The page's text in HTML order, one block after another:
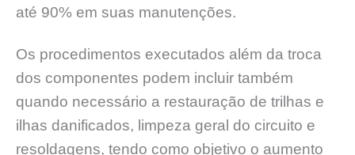
até 90% em suas manutenções.
Os procedimentos executados além da troca
dos componentes podem incluir também
quando necessário a restauração de trilhas e
ilhas danificados, limpeza geral do circuito e
resoldagens, tendo como objetivo o aumento